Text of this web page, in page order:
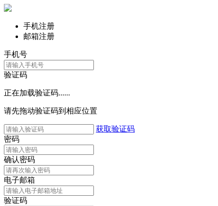
手机注册
邮箱注册
手机号
验证码
正在加载验证码......
请先拖动验证码到相应位置
获取验证码
密码
确认密码
电子邮箱
验证码